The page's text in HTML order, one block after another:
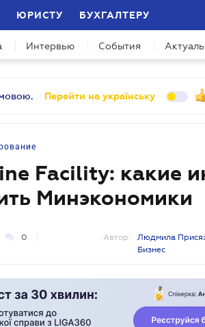
ЮРИСТУ БУХГАЛТЕРУ
Интервью События
Перейти на українську
Facility: какие
Минэкономики
0 Автор:
Людмила
Бизнес